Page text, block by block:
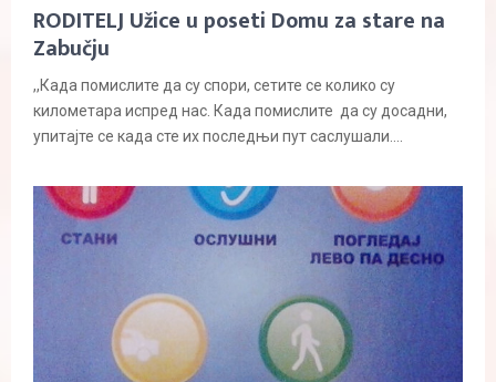
RODITELJ Užice u poseti Domu za stare na
Zabučju
,,Када помислите да су спори, сетите се колико су
километара испред нас. Када помислите да су досадни,
упитајте се када сте их последњи пут саслушали....